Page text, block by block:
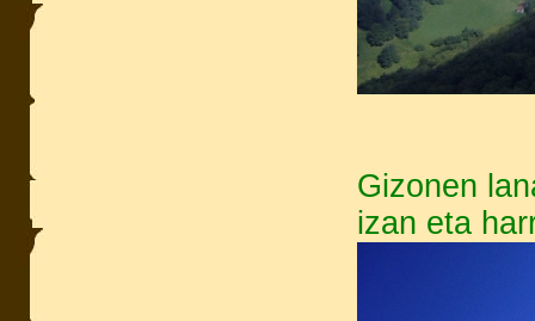
Gizonen
izan eta